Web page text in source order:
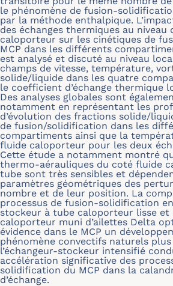
le phénomène de fusion-
par la méthode enthalpique.
des échanges thermiques au niveau
caloporteur sur les cinétiques de
MCP dans les différents
est analysé et discuté au niveau
champs de vitesse, température,
solide/liquide dans les quatre
le coefficient d’échange thermique
Des analyses globales sont
notamment en représentant les
d’évolution des fractions solide/
de fusion/solidification dans les
compartiments ainsi que la
fluide caloporteur pour les deux
Cette étude a notamment montré
thermo-aérauliques du coté fluide
tube sont très sensibles et
paramètres géométriques des
nombre et de leur position. La
processus de fusion-solidification
stockeur à tube caloporteur lisse et
caloporteur muni d’ailettes Delta
évidence dans le MCP un
phénomène convectifs naturels
l’échangeur-stockeur intensifié
accélération significative des
solidification du MCP dans la
d’échange.